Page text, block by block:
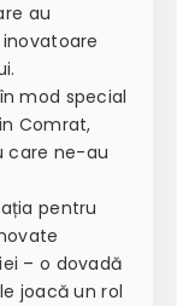
au
mod special
Comrat,
care ne-au
pentru
– o dovadă
joacă un rol